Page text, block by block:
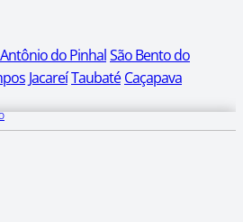
do PinhalSão Bento do
JacareíTaubaté Caçapava